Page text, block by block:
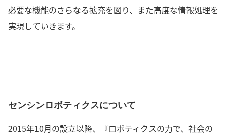
必要な機能のさらなる拡充を図り、また高度な情報処理を
実現していきます。
センシンロボティクスについて
2015年10月の設立以降、『ロボティクスの力で、社会の